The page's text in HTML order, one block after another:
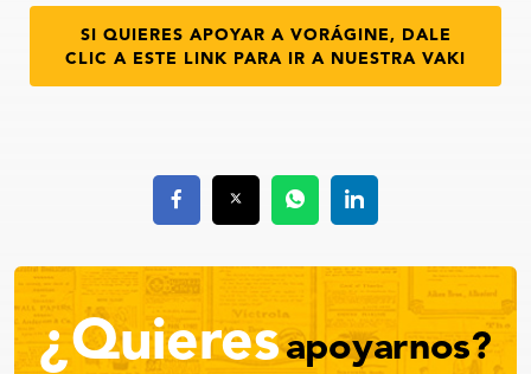
SI QUIERES APOYAR A VORÁGINE, DALE
CLIC A ESTE LINK PARA IR A NUESTRA VAKI
¿Quieresapoyarnos?